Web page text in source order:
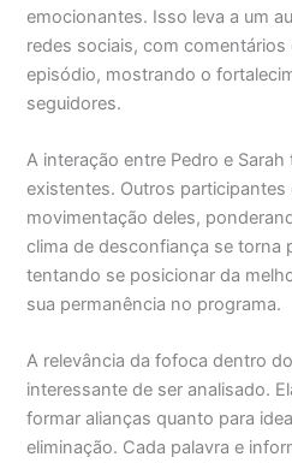
emocionantes. Isso leva a um
redes sociais, com comentários
episódio, mostrando o
seguidores.
A interação entre Pedro e
existentes. Outros participantes
movimentação deles,
clima de desconfiança se torna
tentando se posicionar da
sua permanência no programa.
A relevância da fofoca dentro
interessante de ser analisado.
formar alianças quanto para
eliminação. Cada palavra e